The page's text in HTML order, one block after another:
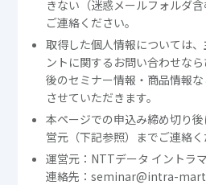
きない（迷惑メールフォルダ
ご連絡ください。
取得した個人情報については
ントに関するお問い合わせな
後のセミナー情報・商品情報
させていただきます。
本ページでの申込み締め切り
営元（下記参照）までご連絡く
運営元：NTTデータ イントラ
連絡先：seminar@intra-